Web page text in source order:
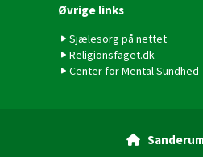
Øvrige links
Sjælesorg på nettet
Religionsfaget.dk
Center for Mental Sundhed
